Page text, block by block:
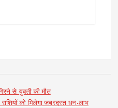
से युवती की मौत
को मिलेगा जबरदस्त धन-लाभ